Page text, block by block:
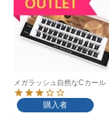
メガラッシュ自然なCカール
購入者